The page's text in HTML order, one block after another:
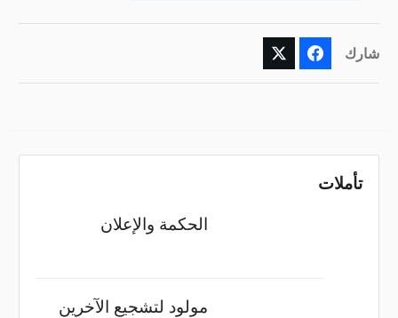
شارك
تأملات
الحكمة والإعلان
مولود لتشجيع الآخرين